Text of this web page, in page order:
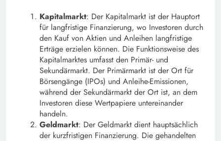
Kapitalmarkt: Der Kapitalmarkt ist der Hauptort
für langfristige Finanzierung, wo Investoren durch
den Kauf von Aktien und Anleihen langfristige
Erträge erzielen können. Die Funktionsweise des
Kapitalmarktes umfasst den Primär- und
Sekundärmarkt. Der Primärmarkt ist der Ort für
Börsengänge (IPOs) und Anleihe-Emissionen,
während der Sekundärmarkt der Ort ist, an dem
Investoren diese Wertpapiere untereinander
handeln.
Geldmarkt: Der Geldmarkt dient hauptsächlich
der kurzfristigen Finanzierung. Die gehandelten